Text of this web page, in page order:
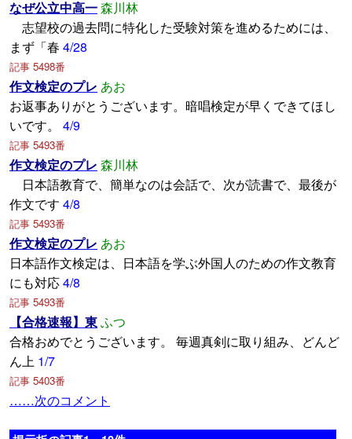
なぜ公立中高一森川林
志望校の過去問に特化した受験対策を進めるためには、
まず「春 4/28
記事 5498番
作文検定のプレ あお
お返事ありがとうございます。暗唱検定が早くできてほし
いです。
4/9
記事 5493番
作文検定のプレ 森川林
日本語教育で、簡単なのは会話で、次が読書で、最後が
作文です 4/8
記事 5493番
作文検定のプレ あお
日本語作文検定は、日本語を学ぶ外国人のための作文教育
にも対応4/8
記事 5493番
【合格速報】東ふつ
合格おめでとうございます。 毎週真剣に取り組み、どんど
ん上 1/7
記事 5403番
……次のコメント